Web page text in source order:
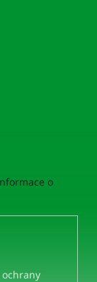
o